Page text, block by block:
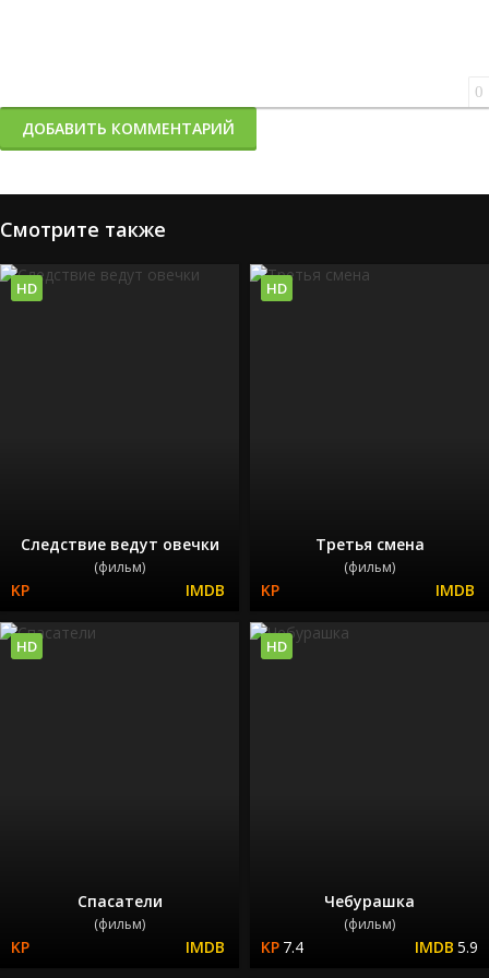
0
ДОБАВИТЬ КОММЕНТАРИЙ
Смотрите также
Следствие ведут овечки
(фильм)
HD
Третья смена
(фильм)
HD
Спасатели
(фильм)
HD
Чебурашка
(фильм)
7.4 5.9
HD